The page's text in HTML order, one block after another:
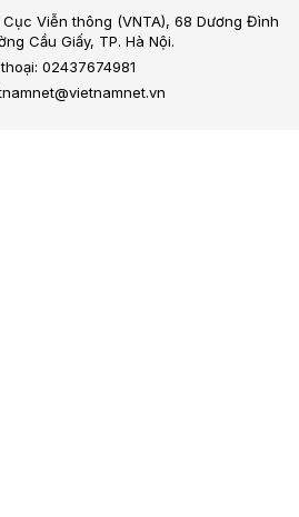
Viễn thông (VNTA), 68 Dương Đình
Cầu Giấy, TP. Hà Nội.
02437674981